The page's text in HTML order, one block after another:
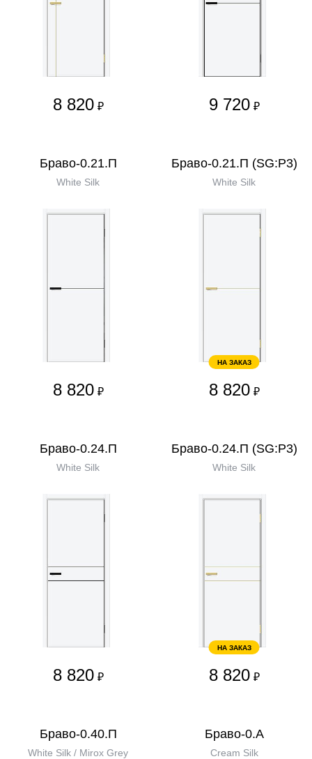
8 820 ₽ 9 720 ₽
Браво-0.21.П
White Silk
8 820 ₽
Браво-0.21.П (SG:P3)
White Silk
НА ЗАКАЗ
8 820 ₽
Браво-0.24.П
White Silk
8 820 ₽
Браво-0.24.П (SG:P3)
White Silk
НА ЗАКАЗ
8 820 ₽
Браво-0.40.П
White Silk / Mirox Grey
Браво-0.А
Cream Silk